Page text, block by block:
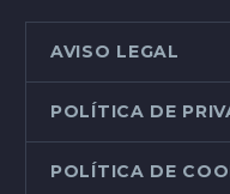
AVISO LEGAL
POLÍTICA DE
POLÍTICA DE